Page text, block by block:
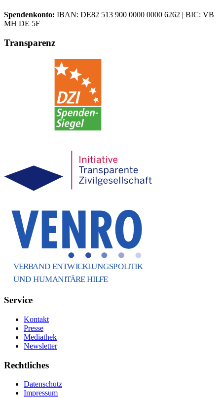
Spendenkonto: IBAN: DE82 513 900 0000 0000 6262 | BIC: VB
MH DE 5F
Transparenz
Service
Kontakt
Presse
Mediathek
Newsletter
Rechtliches
Datenschutz
Impressum